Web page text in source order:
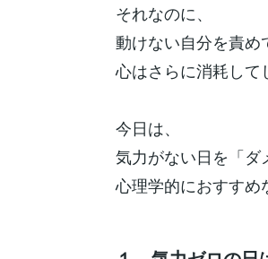
それなのに、
動けない自分を責め
心はさらに消耗して
今日は、
気力がない日を「ダ
心理学的におすすめ